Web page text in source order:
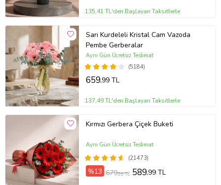
135,41 TL'den Başlayan Taksitlerle
Sarı Kurdeleli Kristal Cam Vazoda
Pembe Gerberalar
(5184)
Aynı Gün Ücretsiz Teslimat
659,99 TL
137,49 TL'den Başlayan Taksitlerle
Kırmızı Gerbera Çiçek Buketi
(21473)
Aynı Gün Ücretsiz Teslimat
%13 679,99 TL 589,99 TL